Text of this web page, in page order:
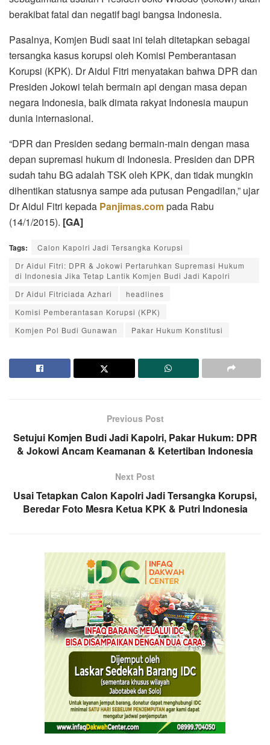
berakibat fatal dan negatif bagi bangsa Indonesia.
Pasalnya, Komjen Budi saat ini telah ditetapkan sebagai
tersangka kasus korupsi oleh Komisi Pemberantasan
Korupsi (KPK). Dr Aidul Fitri menyatakan bahwa DPR dan
Presiden Jokowi telah bermain api dengan masa depan
negara Indonesia, baik dimata rakyat Indonesia maupun
dunia internasional.
“DPR dan Presiden sedang bermain-main dengan masa
depan supremasi hukum di Indonesia. Presiden dan DPR
sudah tahu BG adalah TSK oleh KPK, dan tidak mungkin
dihentikan statusnya sampe ada putusan Pengadilan,” ujar
Dr Aidul Fitri kepada Panjimas.compada Rabu
(14/1/2015). [GA]
Tags:
Calon Kapolri Jadi Tersangka Korupsi
Dr Aidul Fitri: DPR & Jokowi Pertaruhkan Supremasi Hukum
di Indonesia Jika Tetap Lantik Komjen Budi Jadi Kapolri
Dr Aidul Fitriciada Azhari
headlines
Komisi Pemberantasan Korupsi (KPK)
Komjen Pol Budi Gunawan
Pakar Hukum Konstitusi
Previous Post
Setujui Komjen Budi Jadi Kapolri, Pakar Hukum: DPR
& Jokowi Ancam Keamanan & Ketertiban Indonesia
Next Post
Usai Tetapkan Calon Kapolri Jadi Tersangka Korupsi,
Beredar Foto Mesra Ketua KPK & Putri Indonesia